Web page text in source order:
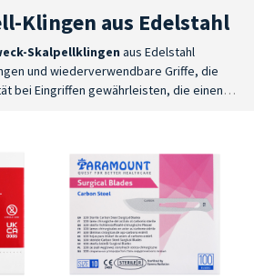
Klingen aus Edelstahl
Skalpellklingen aus Edelstahl
und wiederverwendbare Griffe, die
bei Eingriffen gewährleisten, die einen
: Die Klingen bestehen aus
Korrosionsbeständigkeit und
Gebrauchs gewährleistet. Steril und
Klinge ist einzeln verpackt und
Bedingungen für die professionelle
Schnittpräzision: Die Schärfe der Klinge